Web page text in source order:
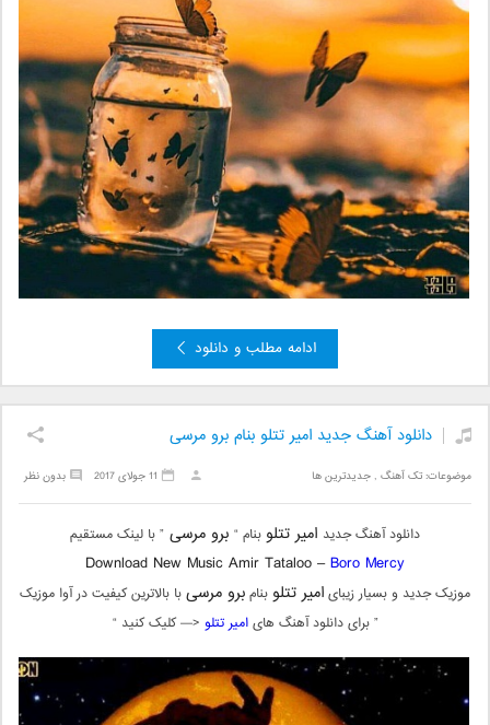
ادامه مطلب و دانلود
دانلود آهنگ جدید امیر تتلو بنام برو مرسی
موضوعات:تک آهنگ ,جدیدترین ها بدون نظر 11 جولای 2017
دانلود آهنگ جدید امیر تتلو بنام “ برو مرسی ” با لینک مستقیم
Download New Music Amir Tataloo –Boro Mercy
موزیک جدید و بسیار زیبایامیر تتلو بنامبرو مرسیبا بالاترین کیفیت در آوا موزیک
” برای دانلود آهنگ هایامیر تتلو <— کلیک کنید “